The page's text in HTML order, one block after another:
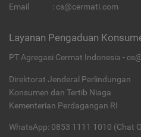
Email
: cs@cermati.com
Layanan Pengaduan
PT Agregasi Cermat Indonesia -
Direktorat Jenderal Perlindungan
Konsumen dan Tertib Niaga
Kementerian Perdagangan RI
WhatsApp: 0853 1111 1010 (Chat